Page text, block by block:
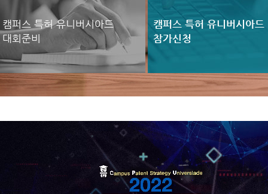
캠퍼스 특허 유니버시아드
대회준비
캠퍼스 특허 유니버시아드
참가신청